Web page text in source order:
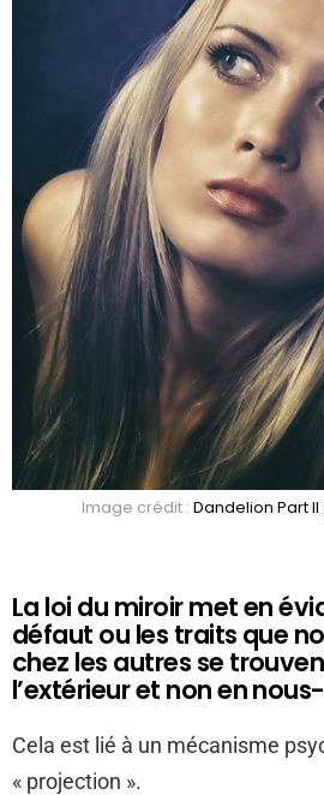
Image crédit : Dandelion Part II
La loi du miroir met en
défaut ou les traits que
chez les autres se
l’extérieur et non en
Cela est lié à un mécanisme
« projection ».